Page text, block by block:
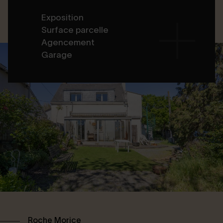
Exposition
Surface parcelle
Agencement
Garage
Roche Morice